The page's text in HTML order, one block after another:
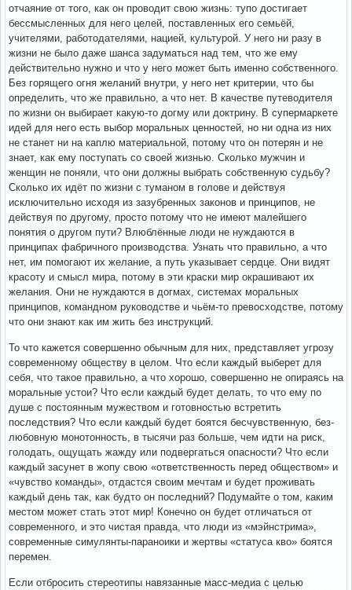
отчаяние от того, как он проводит свою жизнь: тупо достигает
бессмысленных для него целей, поставленных его семьёй,
учителями, работодателями, нацией, культурой. У него ни разу в
жизни не было даже шанса задуматься над тем, что же ему
действительно нужно и что у него может быть именно собственного.
Без горящего огня желаний внутри, у него нет критерии, что бы
определить, что же правильно, а что нет. В качестве путеводителя
по жизни он выбирает какую-то догму или доктрину. В супермаркете
идей для него есть выбор моральных ценностей, но ни одна из них
не станет ни на каплю материальной, потому что он потерян и не
знает, как ему поступать со своей жизнью. Сколько мужчин и
женщин не поняли, что они должны выбрать собственную судьбу?
Сколько их идёт по жизни с туманом в голове и действуя
исключительно исходя из зазубренных законов и принципов, не
действуя по другому, просто потому что не имеют малейшего
понятия о другом пути? Влюблённые люди не нуждаются в
принципах фабричного производства. Узнать что правильно, а что
нет, им помогают их желание, а путь указывает сердце. Они видят
красоту и смысл мира, потому в эти краски мир окрашивают их
желания. Они не нуждаются в догмах, системах моральных
принципов, командном руководстве и чьём-то превосходстве, потому
что они знают как им жить без инструкций.
То что кажется совершенно обычным для них, представляет угрозу
современному обществу в целом. Что если каждый выберет для
себя, что такое правильно, а что хорошо, совершенно не опираясь на
моральные устои? Что если каждый будет делать, то что ему по
душе с постоянным мужеством и готовностью встретить
последствия? Что если каждый будет боятся бесчувственную, без-
любовную монотонность, в тысячи раз больше, чем идти на риск,
голодать, ощущать жажду или подвергаться опасности? Что если
каждый засунет в жопу свою «ответственность перед обществом» и
«чувство команды», отдастся своим мечтам и будет проживать
каждый день так, как будто он последний? Подумайте о том, каким
местом может стать этот мир! Конечно он будет отличаться от
современного, и это чистая правда, что люди из «мэйнстрима»,
современные симулянты-параноики и жертвы «статуса кво» боятся
перемен.
Если отбросить стереотипы навязанные масс-медиа с целью